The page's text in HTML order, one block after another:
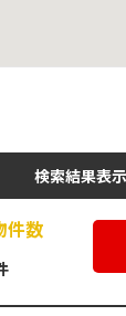
検索結果表示
件数